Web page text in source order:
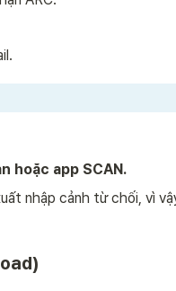
hoặc app SCAN.
nhập cảnh từ chối, vì